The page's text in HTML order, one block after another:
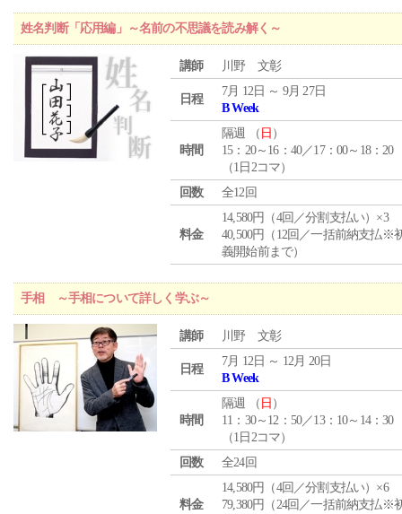
姓名判断「応用編」～名前の不思議を読み解く～
講師 川野 文彰
日程
7月 12日 ～ 9月 27日
B Week
時間
隔週 （ 日 ）
15：20～16：40／17：00～18：20
（1日2コマ）
回数
全12回
料金
14,580円（4回／分割支払い）×3
40,500円（12回／一括前納支払※
義開始前まで）
手相 ～手相について詳しく学ぶ～
講師 川野 文彰
日程
7月 12日 ～ 12月 20日
B Week
時間
隔週 （ 日 ）
11：30～12：50／13：10～14：30
（1日2コマ）
回数
全24回
料金
14,580円（4回／分割支払い）×6
79,380円（24回／一括前納支払※